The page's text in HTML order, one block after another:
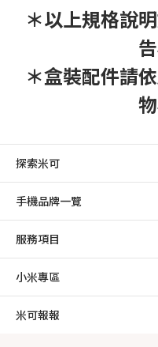
＊以上規格說
＊盒裝配件請
探索米可
手機品牌一覽
服務項目
小米專區
米可報報